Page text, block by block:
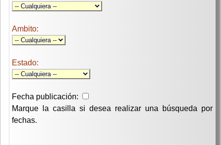
Ambito:
Estado:
Fecha publicación:
Marque la casilla si desea realizar una búsqueda por
fechas.